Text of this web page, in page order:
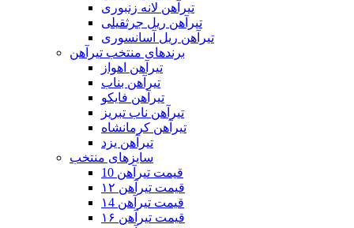
تیرآهن لانه زنبوری
تیرآهن ریل جرثقیلی
تیرآهن ریل آسانسوری
برندهای منتخب تیرآهن
تیرآهن اهواز
تیرآهن بناب
تیرآهن فایکو
تیرآهن ناب تبریز
تیرآهن کرمانشاه
تیرآهن یزد
سایزهای منتخب
قیمت تیرآهن 10
قیمت تیرآهن ۱۲
قیمت تیرآهن ۱4
قیمت تیرآهن ۱۶